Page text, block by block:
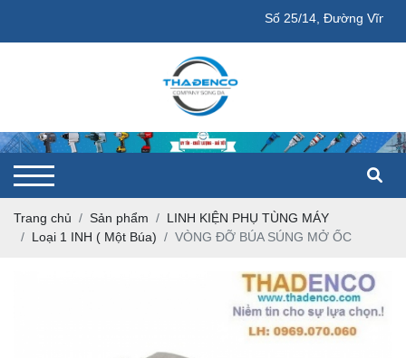
Số 25/14, Đường Vĩnh Phú
Trang chủ Sản phẩm
LINH KIỆN PHỤ TÙNG MÁY
Loại 1 INH ( Một Búa)
VÒNG ĐỠ BÚA SÚNG MỞ ỐC